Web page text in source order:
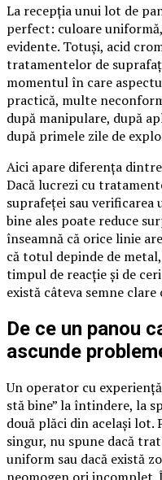
La recepția unui lot de
perfect: culoare
evidente. Totuși, acid
tratamentelor de
momentul în care
practică, multe
după manipulare, după
după primele zile de
Aici apare diferența
Dacă lucrezi cu
suprafeței sau
bine ales poate reduce
înseamnă că orice linie
că totul depinde de
timpul de reacție și de
există câteva semne
De ce un panou
ascunde
Un operator cu
stă bine” la întindere, la
două plăci din același lot.
singur, nu spune dacă
uniform sau dacă există